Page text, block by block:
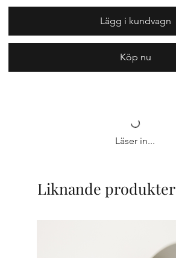
Lägg i kundvagn
Köp nu
Läser in...
Liknande produkter